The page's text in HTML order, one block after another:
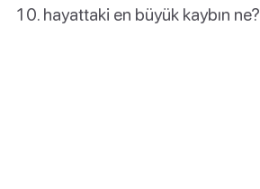
hayattaki en büyük kaybın ne?